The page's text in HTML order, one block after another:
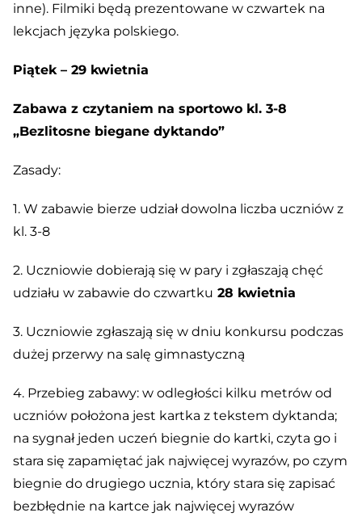
inne). Filmiki będą prezentowane w czwartek na
lekcjach języka polskiego.
Piątek – 29 kwietnia
Zabawa z czytaniem na sportowo kl. 3-8
„Bezlitosne biegane dyktando”
Zasady:
1. W zabawie bierze udział dowolna liczba uczniów z
kl. 3-8
2. Uczniowie dobierają się w pary i zgłaszają chęć
udziału w zabawie do czwartku 28 kwietnia
3. Uczniowie zgłaszają się w dniu konkursu podczas
dużej przerwy na salę gimnastyczną
4. Przebieg zabawy: w odległości kilku metrów od
uczniów położona jest kartka z tekstem dyktanda;
na sygnał jeden uczeń biegnie do kartki, czyta go i
stara się zapamiętać jak najwięcej wyrazów, po czym
biegnie do drugiego ucznia, który stara się zapisać
bezbłędnie na kartce jak najwięcej wyrazów